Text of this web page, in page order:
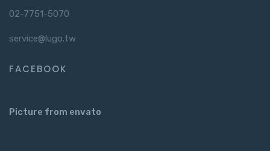
02-7751-5070
service@lugo.tw
FACEBOOK
Picture from envato